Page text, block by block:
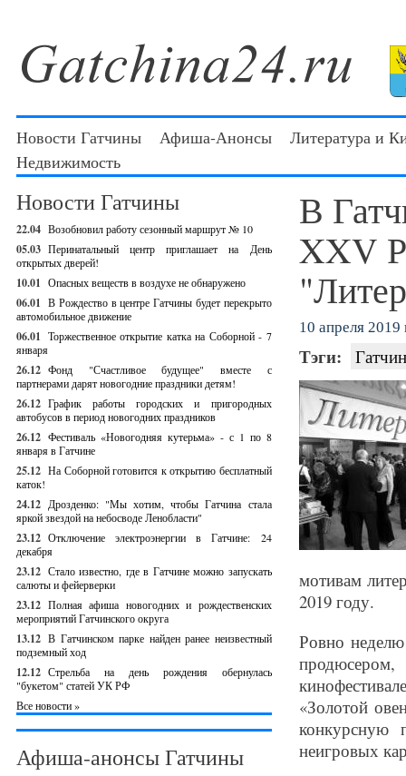
Новости Гатчины Афиша-Анонсы
Литература и
Недвижимость
Новости Гатчины
22.04 Возобновил работу сезонный маршрут № 10
05.03 Перинатальный центр приглашает на День
открытых дверей!
10.01 Опасных веществ в воздухе не обнаружено
06.01 В Рождество в центре Гатчины будет перекрыто
автомобильное движение
06.01 Торжественное открытие катка на Соборной - 7
января
26.12 Фонд "Счастливое будущее" вместе с
партнерами дарят новогодние праздники детям!
26.12 График работы городских и пригородных
автобусов в период новогодних праздников
26.12 Фестиваль «Новогодняя кутерьма» - с 1 по 8
января в Гатчине
25.12 На Соборной готовится к открытию бесплатный
каток!
24.12 Дрозденко: "Мы хотим, чтобы Гатчина стала
яркой звездой на небосводе Ленобласти"
23.12 Отключение электроэнергии в Гатчине: 24
декабря
23.12 Стало известно, где в Гатчине можно запускать
салюты и фейерверки
23.12 Полная афиша новогодних и рождественских
мероприятий Гатчинского округа
13.12 В Гатчинском парке найден ранее неизвестный
подземный ход
12.12 Стрельба на день рождения обернулась
"букетом" статей УК РФ
Все новости »
Афиша-анонсы Гатчины
В
XXV
10 апреля 2019
Тэги:
мотивам
2019 году.
Ровно
«Золотой
неигровых